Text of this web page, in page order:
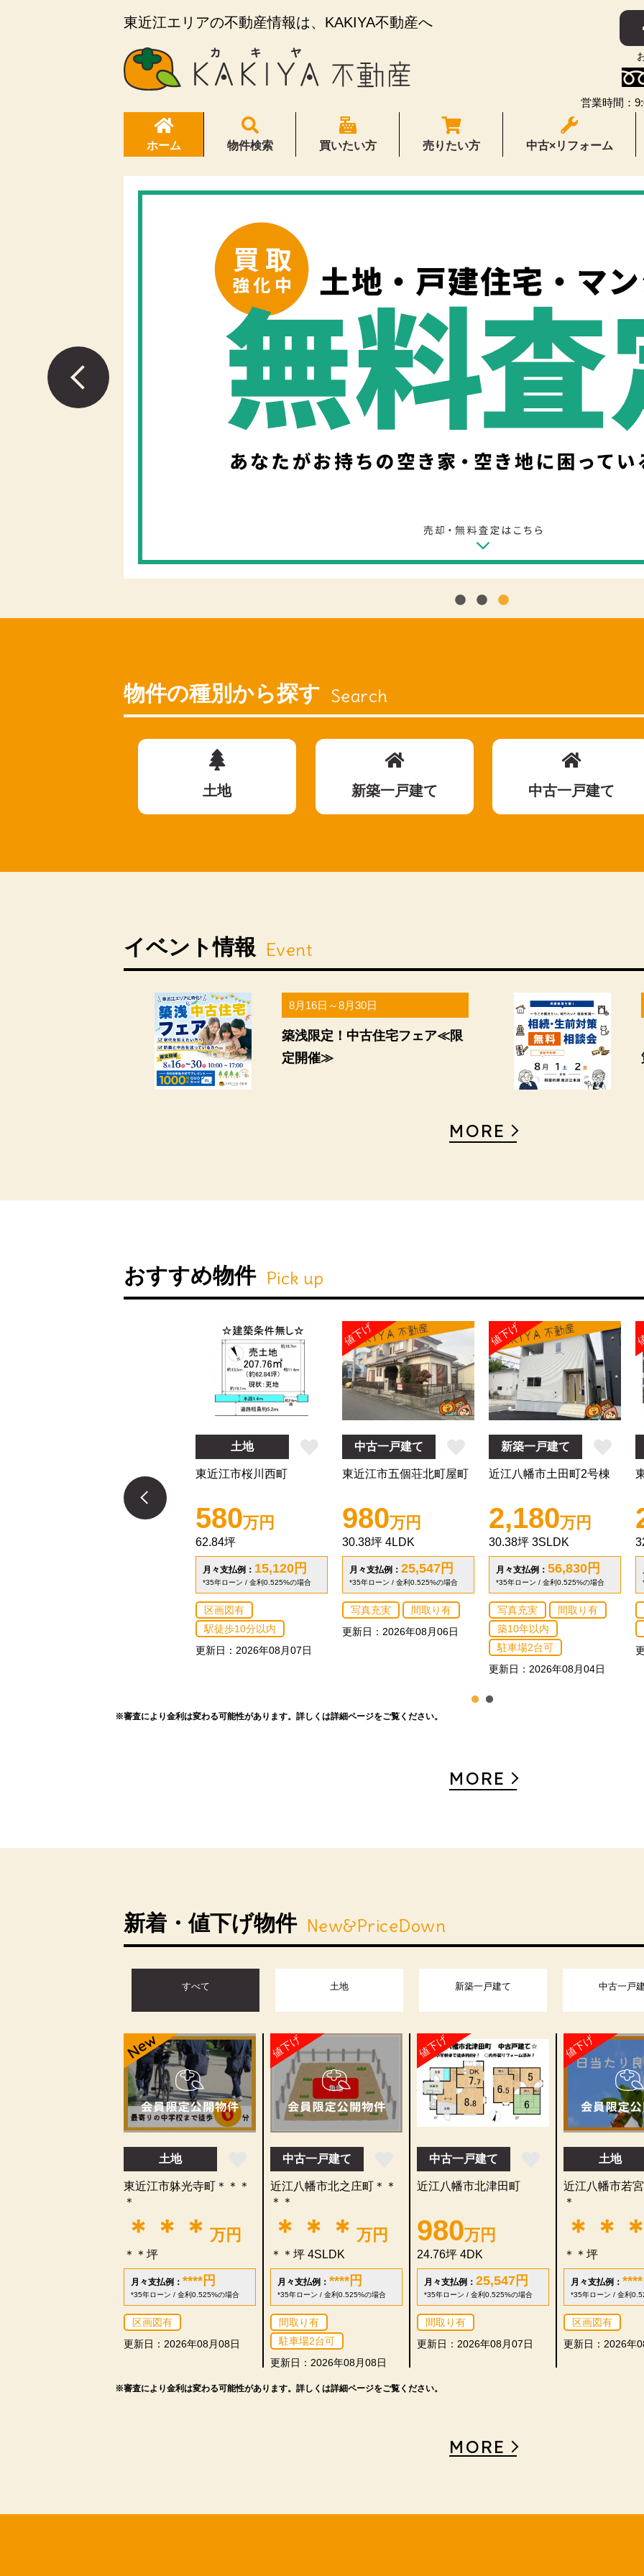
東近江エリアの不動産情報は、KAKIYA不動産へ
営業時間：
ホーム 物件検索 買いたい方 売りたい方 中古×リフォーム
物件の種別から探す Search
土地 新築一戸建て 中古一戸建て
イベント情報 Event
8月16日～8月30日
築浅限定！中古住宅フェア≪限
定開催≫
MORE
おすすめ物件 Pick up
土地
東近江市桜川西町
580万円
62.84坪
月々支払例： 15,120 円
*35年ローン / 金利0.525%の場合
区画図有
駅徒歩10分以内
更新日：2026年08月07日
値下げ
中古一戸建て
東近江市五個荘北町屋町
980万円
30.38坪 4LDK
月々支払例： 25,547 円
*35年ローン / 金利0.525%の場合
写真充実
間取り有
更新日：2026年08月06日
値下げ
新築一戸建て
近江八幡市土田町2号棟
2,180万円
30.38坪 3SLDK
月々支払例： 56,830 円
*35年ローン / 金利0.525%の場合
写真充実
間取り有
築10年以内
駐車場2台可
更新日：2026年08月04日
※審査により金利は変わる可能性があります。 詳しくは詳細ページをご覧ください。
MORE
新着・値下げ物件 New&PriceDown
すべて 土地 新築一戸建て 中古一戸
New
土地
東近江市躰光寺町＊＊＊
＊
＊＊＊ 万円
＊＊坪
月々支払例： **** 円
*35年ローン / 金利0.525%の場合
区画図有
更新日：2026年08月08日
値下げ
中古一戸建て
近江八幡市北之庄町＊＊
＊＊
＊＊＊ 万円
＊＊坪 4SLDK
月々支払例： **** 円
*35年ローン / 金利0.525%の場合
間取り有
駐車場2台可
更新日：2026年08月08日
値下げ
中古一戸建て
近江八幡市北津田町
980万円
24.76坪 4DK
月々支払例： 25,547 円
*35年ローン / 金利0.525%の場合
間取り有
更新日：2026年08月07日
値下げ
土地
近江八幡市若
＊
＊＊
＊＊坪
月々支払例： ****
*35年ローン / 金利
区画図有
更新日：2026年
※審査により金利は変わる可能性があります。 詳しくは詳細ページをご覧ください。
MORE